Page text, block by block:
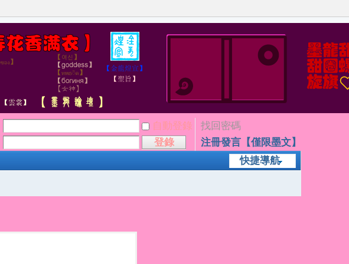
自動登錄
找回密碼
登錄
注冊發言【僅限墨文】
快捷導航